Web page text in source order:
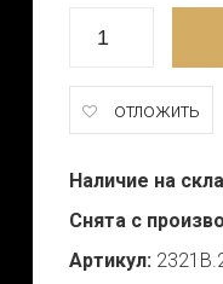
отложить
Наличие на
Снята с
Артикул: